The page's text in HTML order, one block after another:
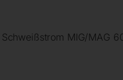
MIG/MAG